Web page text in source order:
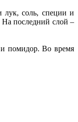
лук, соль, специи и
На последний слой –
и помидор. Во время